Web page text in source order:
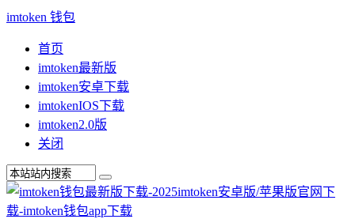
imtoken 钱包
首页
imtoken最新版
imtoken安卓下载
imtokenIOS下载
imtoken2.0版
关闭